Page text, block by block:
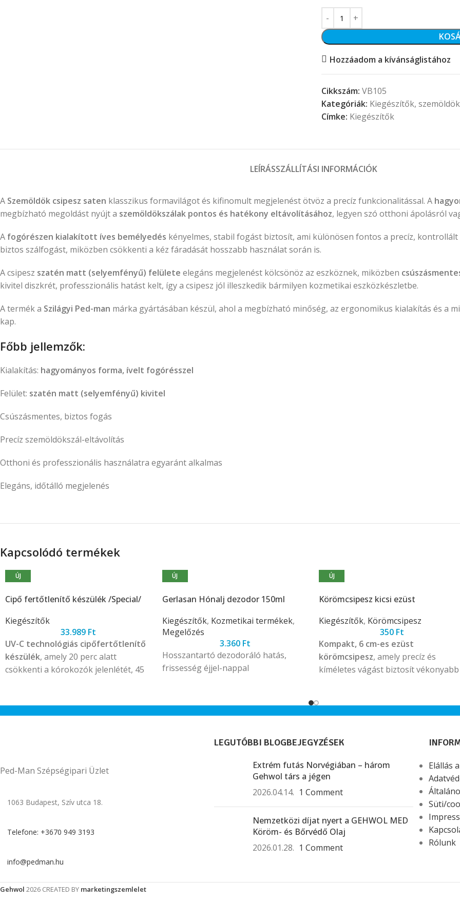
Hozzáadom a kívánságlistához
Cikkszám: VB105
Kategóriák: Kiegészítők,
Címke: Kiegészítők
LEÍRÁSSZÁLLÍTÁSI INFORMÁCIÓK
A Szemöldök csipesz saten klasszikus formavilágot és kifinomult megjelenést ötvöz a precíz funkcionalitással. A
megbízható megoldást nyújt a szemöldökszálak pontos és hatékony eltávolításához, legyen szó otthoni ápolásról
A fogórészen kialakított íves bemélyedés kényelmes, stabil fogást biztosít, ami különösen fontos a precíz,
biztos szálfogást, miközben csökkenti a kéz fáradását hosszabb használat során is.
A csipesz szatén matt (selyemfényű) felülete elegáns megjelenést kölcsönöz az eszköznek, miközben
kivitel diszkrét, professzionális hatást kelt, így a csipesz jól illeszkedik bármilyen kozmetikai eszközkészletbe.
A termék a Szilágyi Ped-man márka gyártásában készül, ahol a megbízható minőség, az ergonomikus kialakítás és a
kap.
Főbb jellemzők:
Kialakítás: hagyományos forma, ívelt fogórésszel
Felület: szatén matt (selyemfényű) kivitel
Csúszásmentes, biztos fogás
Precíz szemöldökszál-eltávolítás
Otthoni és professzionális használatra egyaránt alkalmas
Elegáns, időtálló megjelenés
Kapcsolódó termékek
ÚJ
Cipő fertőtlenítő készülék /Special/
Kiegészítők
33.989 Ft
UV-C technológiás cipőfertőtlenítő
készülék, amely 20 perc alatt
csökkenti a kórokozók jelenlétét, 45
ÚJ
Gerlasan Hónalj dezodor 150ml
Kiegészítők, Kozmetikai termékek,
Megelőzés
3.360 Ft
Hosszantartó dezodoráló hatás,
frissesség éjjel-nappal
ÚJ
Körömcsipesz kicsi ezüst
Kiegészítők, Körömcsipesz
350 Ft
Kompakt, 6 cm-es ezüst
körömcsipesz, amely precíz és
kíméletes vágást biztosít vékonyabb
Ped-Man Szépségipari Üzlet
1063 Budapest, Szív utca 18.
Telefone: +3670 949 3193
info@pedman.hu
LEGUTÓBBI BLOGBEJEGYZÉSEK
Extrém futás Norvégiában – három
Gehwol társ a jégen
2026.04.14. 1 Comment
Nemzetközi díjat nyert a GEHWOL MED
Köröm- és Bőrvédő Olaj
2026.01.28. 1 Comment
Elállás
Süti/
Rólunk
Gehwol 2026 CREATED BY marketingszemlelet